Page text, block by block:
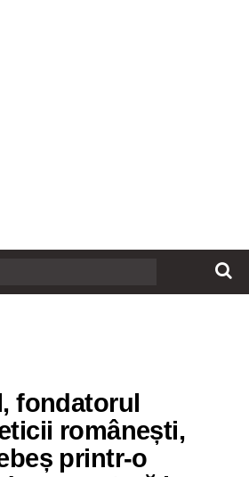
fondatorul
românești,
printr-o